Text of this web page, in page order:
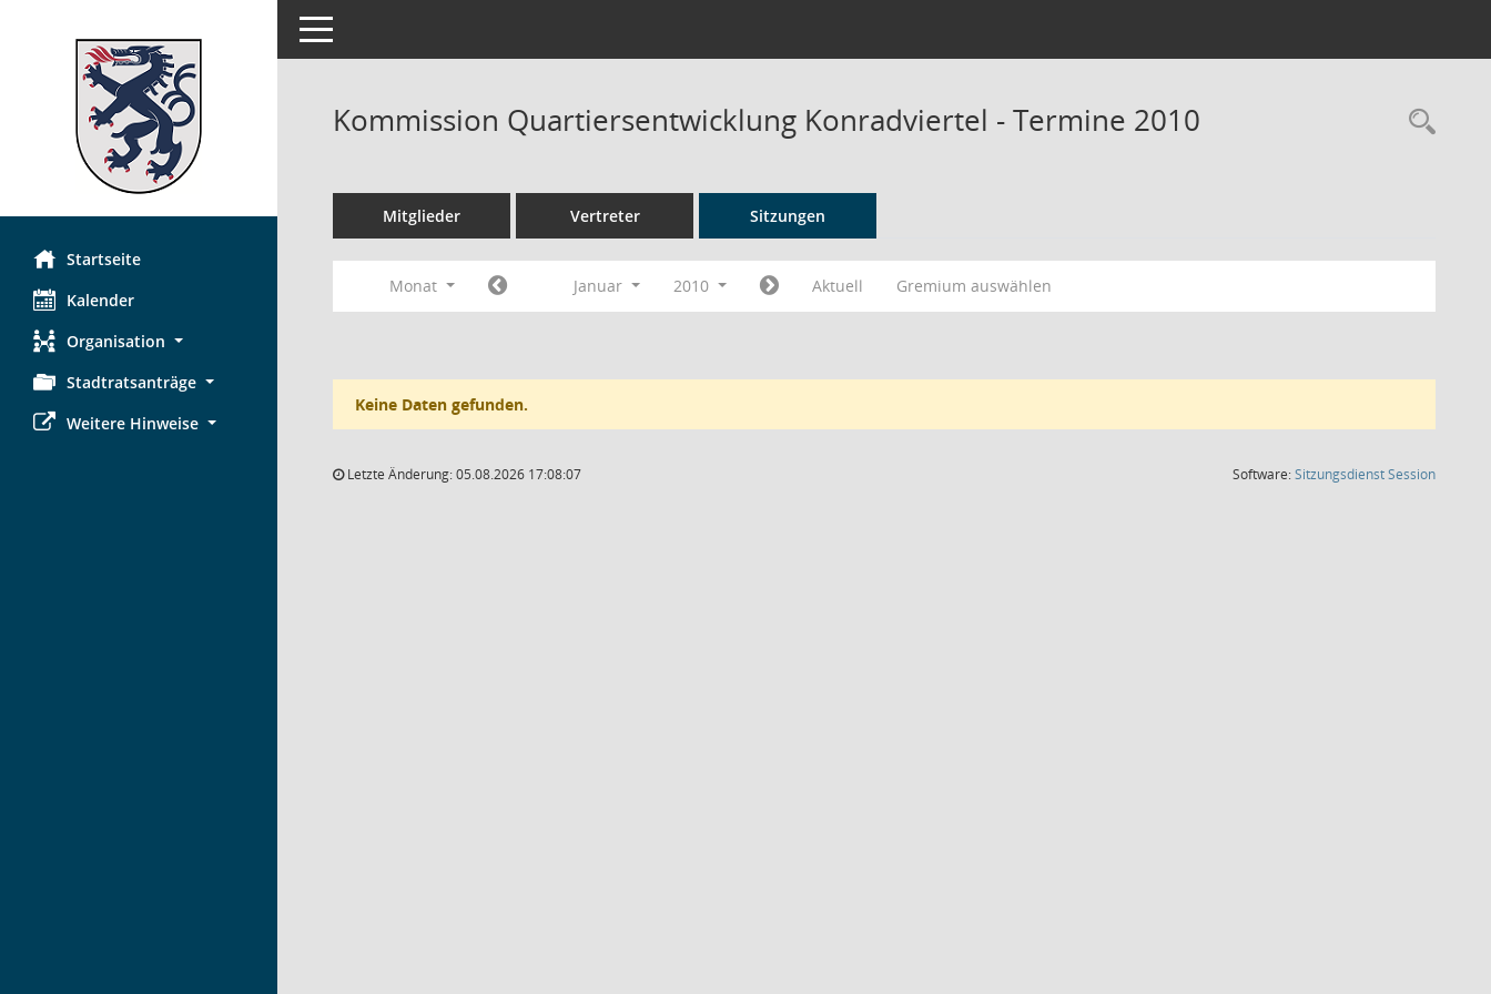
Startseite
Kalender
Organisation
Stadtratsanträge
Weitere Hinweise
Toggle navigation
Kommission Quartiersentwicklung Konradviertel - Termine 2010
Mitglieder Vertreter Sitzungen
Monat Januar 2010 Aktuell Gremium auswählen
Keine Daten gefunden.
Letzte Änderung: 05.08.2026 17:08:07 Software:SitzungsdienstSession(Wird in